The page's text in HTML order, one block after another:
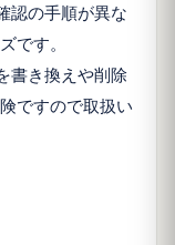
認の手順が異な
です。
書き換えや削除
ですので取扱い